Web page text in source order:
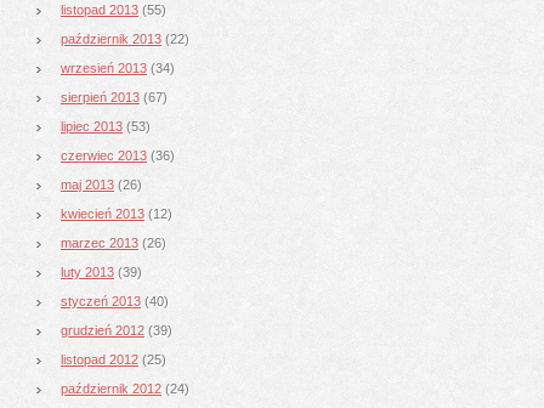
listopad 2013 (55)
październik 2013 (22)
wrzesień 2013 (34)
sierpień 2013 (67)
lipiec 2013 (53)
czerwiec 2013 (36)
maj 2013 (26)
kwiecień 2013 (12)
marzec 2013 (26)
luty 2013 (39)
styczeń 2013 (40)
grudzień 2012 (39)
listopad 2012 (25)
październik 2012 (24)